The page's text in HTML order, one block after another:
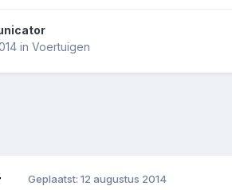
in Voertuigen
Geplaatst: 12 augustus 2014